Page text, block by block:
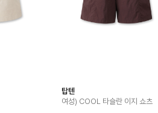
탑텐
여성) COOL 타슬란 이지 쇼츠